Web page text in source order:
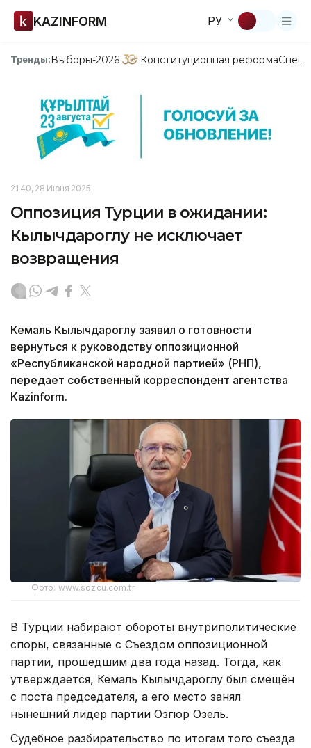
KAZINFORM РУ
Тренды:Выборы-2026 Конституционная реформа
21:40, 28 Июня 2025
Оппозиция Турции в ожидании:
Кылычдароглу не исключает
возвращения
Кемаль Кылычдароглу заявил о готовности
вернуться к руководству оппозиционной
«Республиканской народной партией» (РНП),
передает собственный корреспондент агентства
Kazinform.
Фото: www.sozcu.com.tr
В Турции набирают обороты внутриполитические
споры, связанные с Съездом оппозиционной
партии, прошедшим два года назад. Тогда, как
утверждается, Кемаль Кылычдароглу был смещён
с поста председателя, а его место занял
нынешний лидер партии Озгюр Озель.
Судебное разбирательство по итогам того съезда